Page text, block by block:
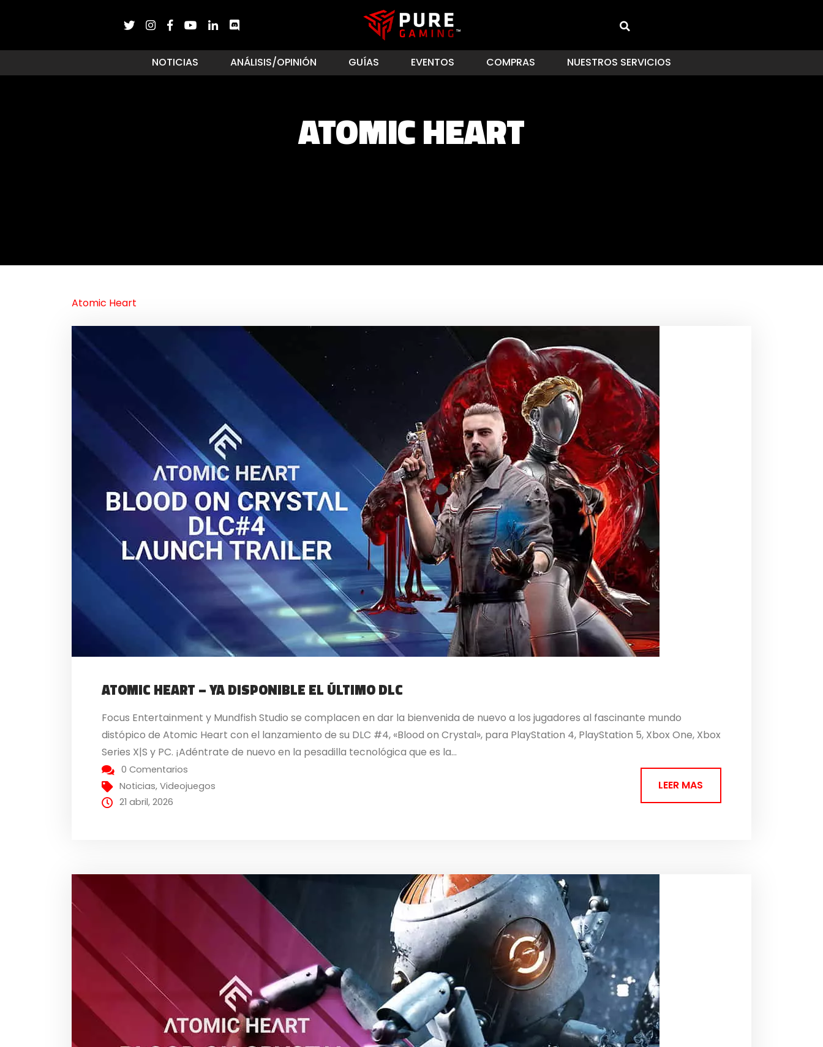
NOTICIAS ANÁLISIS/OPINIÓN GUÍAS EVENTOS COMPRAS NUESTROS SERVICIOS
ATOMIC HEART
Atomic Heart
ATOMIC HEART – YA DISPONIBLE EL ÚLTIMO DLC
Focus Entertainment y Mundfish Studio se complacen en dar la bienvenida de nuevo a los jugadores al fascinante mundo
distópico de Atomic Heart con el lanzamiento de su DLC #4, «Blood on Crystal», para PlayStation 4, PlayStation 5, Xbox One, Xbox
Series X|S y PC. ¡Adéntrate de nuevo en la pesadilla tecnológica que es la...
0 Comentarios
Noticias,Videojuegos
21 abril, 2026
LEER MAS